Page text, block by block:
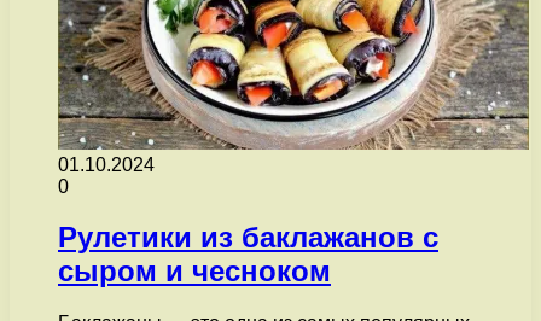
01.10.2024
0
Рулетики из баклажанов с
сыром и чесноком